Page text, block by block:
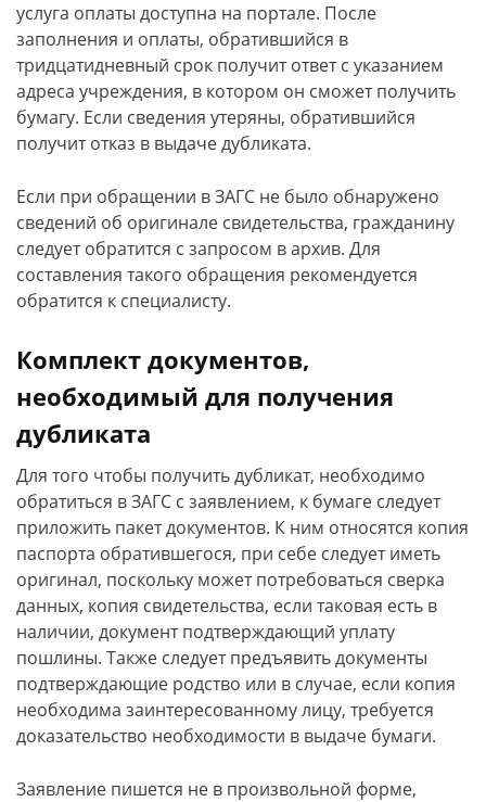
услуга оплаты доступна на портале. После
заполнения и оплаты, обратившийся в
тридцатидневный срок получит ответ с указанием
адреса учреждения, в котором он сможет получить
бумагу. Если сведения утеряны, обратившийся
получит отказ в выдаче дубликата.
Если при обращении в ЗАГС не было обнаружено
сведений об оригинале свидетельства, гражданину
следует обратится с запросом в архив. Для
составления такого обращения рекомендуется
обратится к специалисту.
Комплект документов,
необходимый для получения
дубликата
Для того чтобы получить дубликат, необходимо
обратиться в ЗАГС с заявлением, к бумаге следует
приложить пакет документов. К ним относятся копия
паспорта обратившегося, при себе следует иметь
оригинал, поскольку может потребоваться сверка
данных, копия свидетельства, если таковая есть в
наличии, документ подтверждающий уплату
пошлины. Также следует предъявить документы
подтверждающие родство или в случае, если копия
необходима заинтересованному лицу, требуется
доказательство необходимости в выдаче бумаги.
Заявление пишется не в произвольной форме,